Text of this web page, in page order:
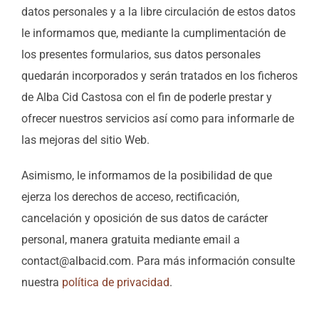
datos personales y a la libre circulación de estos datos
le informamos que, mediante la cumplimentación de
los presentes formularios, sus datos personales
quedarán incorporados y serán tratados en los ficheros
de Alba Cid Castosa con el fin de poderle prestar y
ofrecer nuestros servicios así como para informarle de
las mejoras del sitio Web.
Asimismo, le informamos de la posibilidad de que
ejerza los derechos de acceso, rectificación,
cancelación y oposición de sus datos de carácter
personal, manera gratuita mediante email a
contact@albacid.com. Para más información consulte
nuestra política de privacidad.